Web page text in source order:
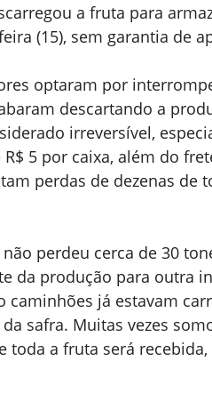
a fruta para
(15), sem garantia de
optaram por
descartando a
irreversível,
5 por caixa, além do
perdas de dezenas de
perdeu cerca de 30
da produção para outra
já estavam
safra. Muitas vezes
toda a fruta será